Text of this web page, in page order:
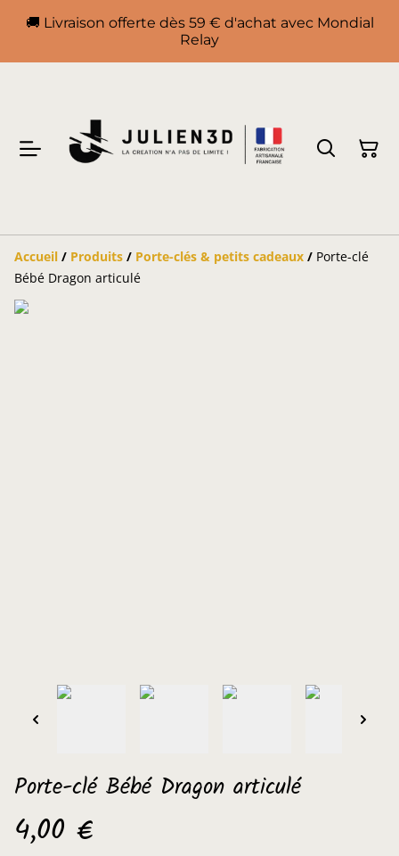
🚚 Livraison offerte dès 59 € d'achat avec Mondial
Relay
Accueil / Produits / Porte-clés & petits cadeaux / Porte-clé
Bébé Dragon articulé
Porte-clé Bébé Dragon articulé
4,00 €